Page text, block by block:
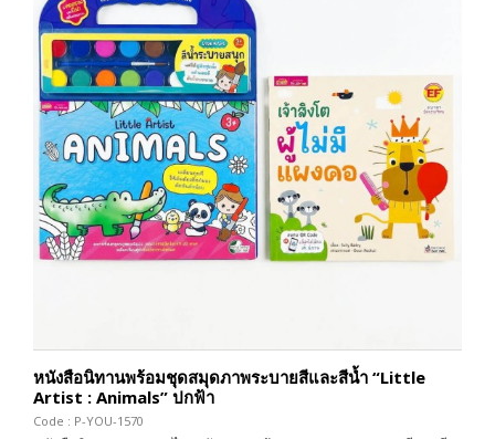
หนังสือนิทานพร้อมชุดสมุดภาพระบายสีและสีน้ำ “Little
Artist : Animals” ปกฟ้า
Code : P-YOU-1570